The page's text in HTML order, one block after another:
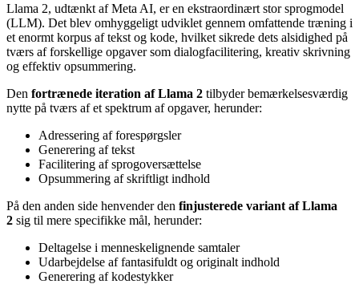
Llama 2, udtænkt af Meta AI, er en ekstraordinært stor sprogmodel
(LLM). Det blev omhyggeligt udviklet gennem omfattende træning i
et enormt korpus af tekst og kode, hvilket sikrede dets alsidighed på
tværs af forskellige opgaver som dialogfacilitering, kreativ skrivning
og effektiv opsummering.
Den fortrænede iteration af Llama 2 tilbyder bemærkelsesværdig
nytte på tværs af et spektrum af opgaver, herunder:
Adressering af forespørgsler
Generering af tekst
Facilitering af sprogoversættelse
Opsummering af skriftligt indhold
På den anden side henvender den finjusterede variant af Llama
2 sig til mere specifikke mål, herunder:
Deltagelse i menneskelignende samtaler
Udarbejdelse af fantasifuldt og originalt indhold
Generering af kodestykker